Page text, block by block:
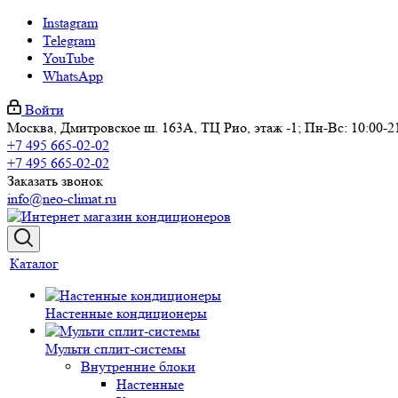
Instagram
Telegram
YouTube
WhatsApp
Войти
Москва, Дмитровское ш. 163А, ТЦ Рио, этаж -1; Пн-Вс: 10:00-
+7 495 665-02-02
+7 495 665-02-02
Заказать звонок
info@neo-climat.ru
Каталог
Настенные кондиционеры
Мульти сплит-системы
Внутренние блоки
Настенные